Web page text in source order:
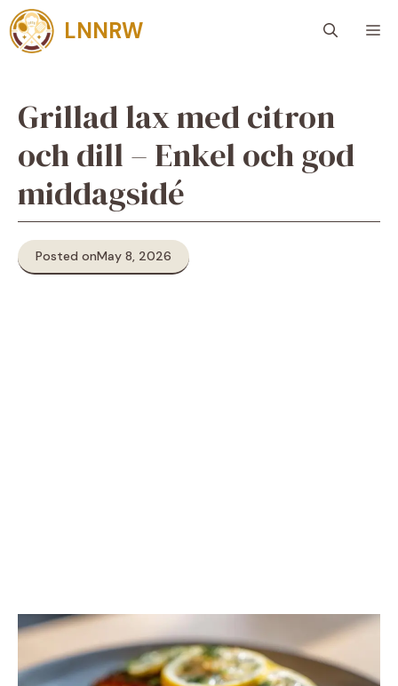
Skip
to
content
LNNRW
Grillad lax med citron
och dill – Enkel och god
middagsidé
Posted onMay 8, 2026